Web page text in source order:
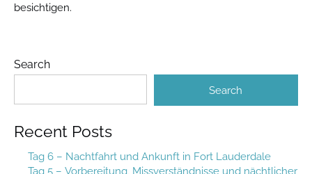
besichtigen.
Search
Search
Recent Posts
Tag 6 – Nachtfahrt und Ankunft in Fort Lauderdale
Tag 5 – Vorbereitung, Missverständnisse und nächtlicher